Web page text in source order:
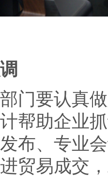
要认真做
帮助企业
布、专业
贸易成交